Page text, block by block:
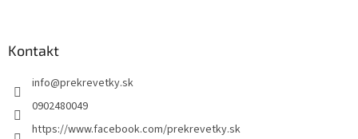
Kontakt
info@prekrevetky.sk
0902480049
https://www.facebook.com/prekrevetky.sk